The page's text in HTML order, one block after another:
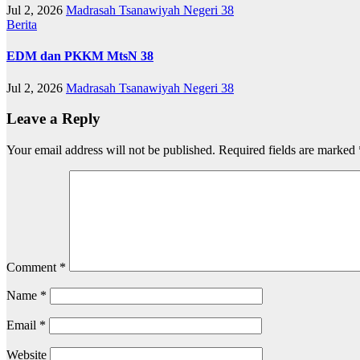
Jul 2, 2026 Madrasah Tsanawiyah Negeri 38
Berita
EDM dan PKKM MtsN 38
Jul 2, 2026 Madrasah Tsanawiyah Negeri 38
Leave a Reply
Your email address will not be published. Required fields are marked
Comment *
Name *
Email *
Website